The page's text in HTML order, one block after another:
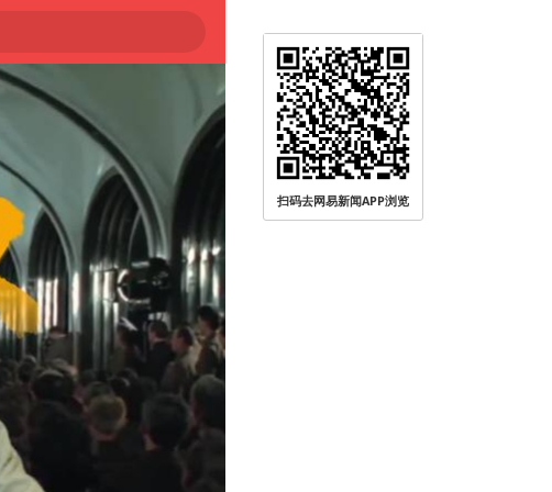
扫码去网易新闻APP浏览